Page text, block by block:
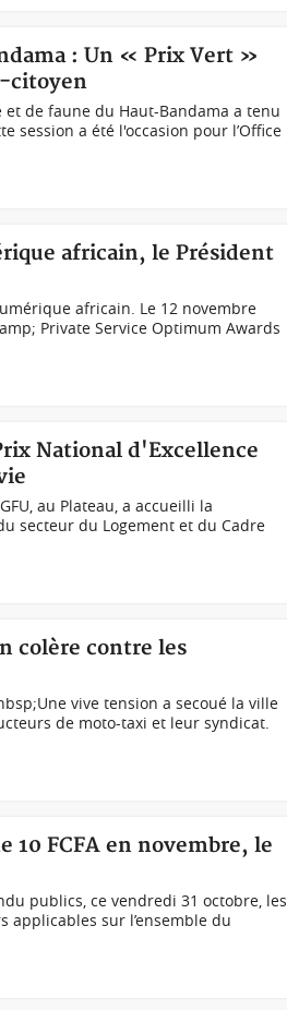
: Un « Prix Vert »
citoyen
et de faune du Haut-Bandama a tenu
session a été l'occasion pour l’Office
africain, le Président
africain. Le 12 novembre
Private Service Optimum Awards
National d'Excellence
au Plateau, a accueilli la
secteur du Logement et du Cadre
colère contre les
vive tension a secoué la ville
de moto-taxi et leur syndicat.
10 FCFA en novembre, le
publics, ce vendredi 31 octobre, les
sur l’ensemble du